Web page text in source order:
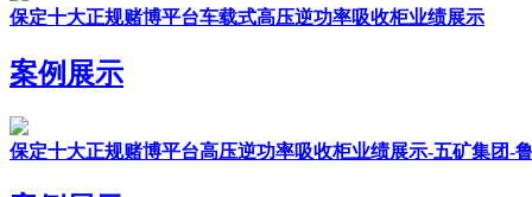
保定十大正规赌博平台车载式高压逆功率吸收柜业绩展示
案例展示
保定十大正规赌博平台高压逆功率吸收柜业绩展示-五矿集团-